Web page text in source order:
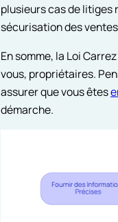
plusieurs cas de litiges
sécurisation des
En somme, la Loi
vous, propriétaires.
assurer que vous êtes
démarche.